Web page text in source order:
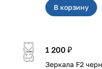
В корзину
1 200 ₽
Зеркала F2